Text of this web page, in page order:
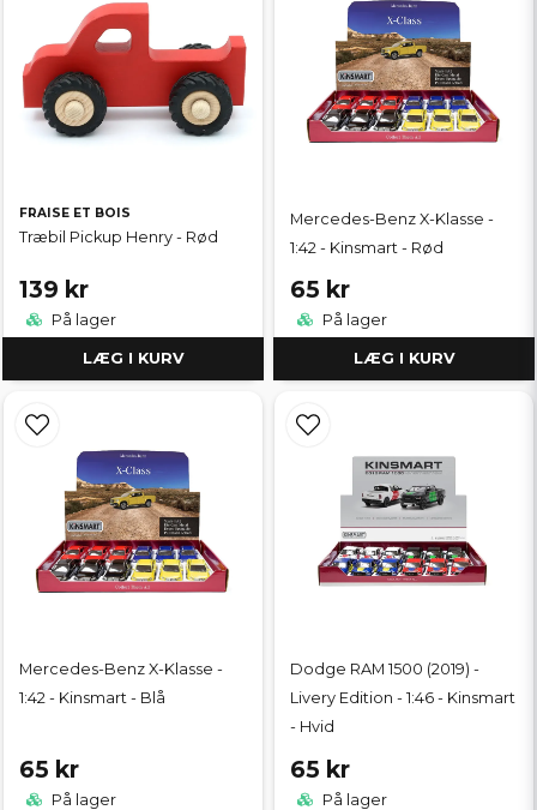
FRAISE ET BOIS
Træbil Pickup Henry - Rød
139 kr
På lager
LÆG I KURV
Mercedes-Benz X-Klasse -
1:42 - Kinsmart - Rød
65 kr
På lager
LÆG I KURV
Mercedes-Benz X-Klasse -
1:42 - Kinsmart - Blå
65 kr
På lager
Dodge RAM 1500 (2019) -
Livery Edition - 1:46 - Kinsmart
- Hvid
65 kr
På lager